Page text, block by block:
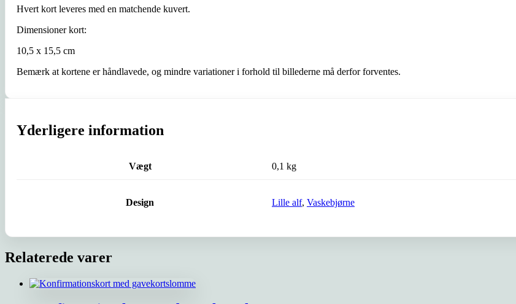
Hvert kort leveres med en matchende kuvert.
Dimensioner kort:
10,5 x 15,5 cm
Bemærk at kortene er håndlavede, og mindre variationer i forhold til billederne må derfor forventes.
Yderligere information
Vægt 0,1 kg
Design Lille alf, Vaskebjørne
Relaterede varer